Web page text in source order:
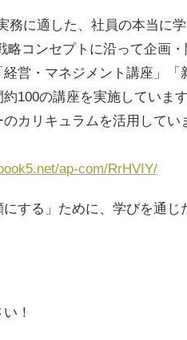
務に適した、社員の本当に
略コンセプトに沿って企画・
営・マネジメント講座」「
100の講座を実施しています
カリキュラムを活用してい
ap-com/RrHVIY/
する」ために、学びを通じ
！